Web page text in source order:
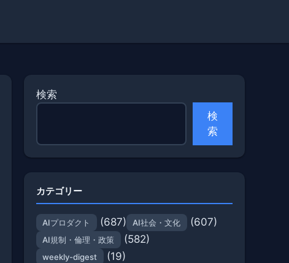
検索
検
索
カテゴリー
AIプロダクト (687) AI社会・文化 (607)
AI規制・倫理・政策 (582)
weekly-digest (19)